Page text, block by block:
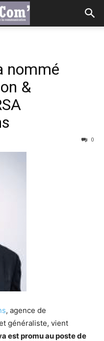
nommé
&
0
, agence de
généraliste, vient
est promu au poste de